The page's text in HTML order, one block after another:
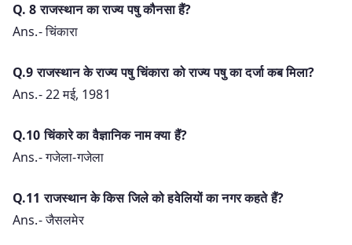
Q. 8 राजस्थान का राज्य पषु कौनसा हैं?
Ans.- चिंकारा
Q.9 राजस्थान के राज्य पषु चिंकारा को राज्य पषु का दर्जा कब मिला?
Ans.- 22 मई, 1981
Q.10 चिंकारे का वैज्ञानिक नाम क्या हैं?
Ans.- गजेला-गजेला
Q.11 राजस्थान के किस जिले को हवेलियों का नगर कहते हैं?
Ans.- जैसलमेर